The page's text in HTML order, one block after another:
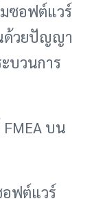
ซอฟต์แวร์
ด้วยปัญญา
บวนการ
บน
อฟต์แวร์